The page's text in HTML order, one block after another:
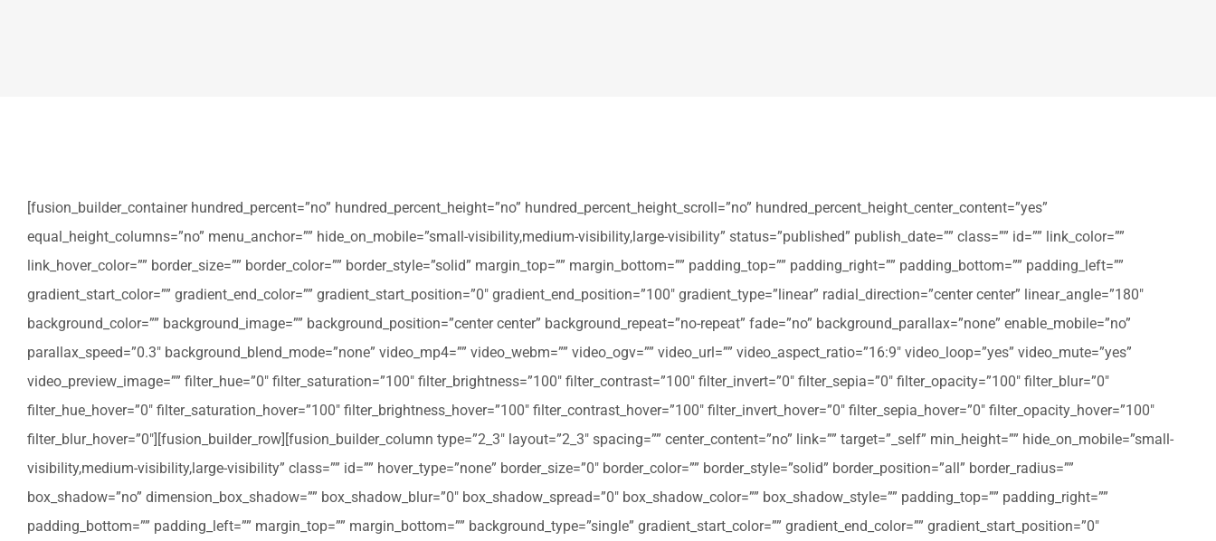
[fusion_builder_container hundred_percent=”no” hundred_percent_height=”no” hundred_percent_height_scroll=”no” hundred_percent_height_center_content=”yes”
equal_height_columns=”no” menu_anchor=”” hide_on_mobile=”small-visibility,medium-visibility,large-visibility” status=”published” publish_date=”” class=”” id=”” link_color=””
link_hover_color=”” border_size=”” border_color=”” border_style=”solid” margin_top=”” margin_bottom=”” padding_top=”” padding_right=”” padding_bottom=”” padding_left=””
gradient_start_color=”” gradient_end_color=”” gradient_start_position=”0″ gradient_end_position=”100″ gradient_type=”linear” radial_direction=”center center” linear_angle=”180″
background_color=”” background_image=”” background_position=”center center” background_repeat=”no-repeat” fade=”no” background_parallax=”none” enable_mobile=”no”
parallax_speed=”0.3″ background_blend_mode=”none” video_mp4=”” video_webm=”” video_ogv=”” video_url=”” video_aspect_ratio=”16:9″ video_loop=”yes” video_mute=”yes”
video_preview_image=”” filter_hue=”0″ filter_saturation=”100″ filter_brightness=”100″ filter_contrast=”100″ filter_invert=”0″ filter_sepia=”0″ filter_opacity=”100″ filter_blur=”0″
filter_hue_hover=”0″ filter_saturation_hover=”100″ filter_brightness_hover=”100″ filter_contrast_hover=”100″ filter_invert_hover=”0″ filter_sepia_hover=”0″ filter_opacity_hover=”100″
filter_blur_hover=”0″][fusion_builder_row][fusion_builder_column type=”2_3″ layout=”2_3″ spacing=”” center_content=”no” link=”” target=”_self” min_height=”” hide_on_mobile=”small-
visibility,medium-visibility,large-visibility” class=”” id=”” hover_type=”none” border_size=”0″ border_color=”” border_style=”solid” border_position=”all” border_radius=””
box_shadow=”no” dimension_box_shadow=”” box_shadow_blur=”0″ box_shadow_spread=”0″ box_shadow_color=”” box_shadow_style=”” padding_top=”” padding_right=””
padding_bottom=”” padding_left=”” margin_top=”” margin_bottom=”” background_type=”single” gradient_start_color=”” gradient_end_color=”” gradient_start_position=”0″